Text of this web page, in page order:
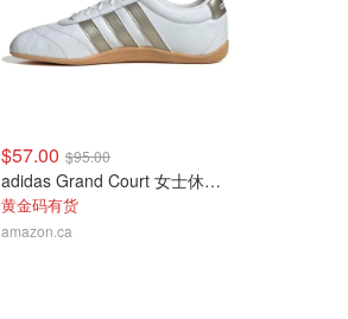
$57.00 $95.00
adidas Grand Court 女士休闲低帮运动鞋
黄金码有货
amazon.ca